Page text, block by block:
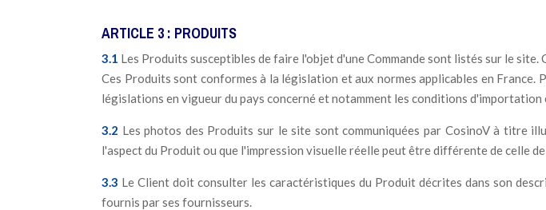
ARTICLE 3 : PRODUITS
3.1 Les Produits susceptibles de faire l'objet d'une Commande sont listés sur le
Ces Produits sont conformes à la législation et aux normes applicables en
législations en vigueur du pays concerné et notamment les conditions
3.2 Les photos des Produits sur le site sont communiquées par CosinoV à titre
l'aspect du Produit ou que l'impression visuelle réelle peut être différente de celle
3.3 Le Client doit consulter les caractéristiques du Produit décrites dans son
fournis par ses fournisseurs.